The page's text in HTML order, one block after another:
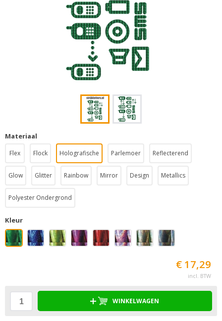
Materiaal
Flex Flock Holografische Parlemoer Reflecterend
Glow Glitter Rainbow Mirror Design Metallics
Polyester Ondergrond
Kleur
€ 17,29
incl. BTW
WINKELWAGEN